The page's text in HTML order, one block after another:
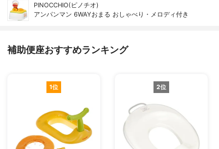
PINOCCHIO(ピノチオ)
アンパンマン 6WAYおまる おしゃべり・メロディ付き
補助便座おすすめランキング
1位 2位